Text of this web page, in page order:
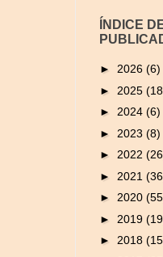
ÍNDICE
► 2026 (6)
► 2025
► 2024 (6)
► 2023 (8)
► 2022
► 2021
► 2020
► 2019
► 2018